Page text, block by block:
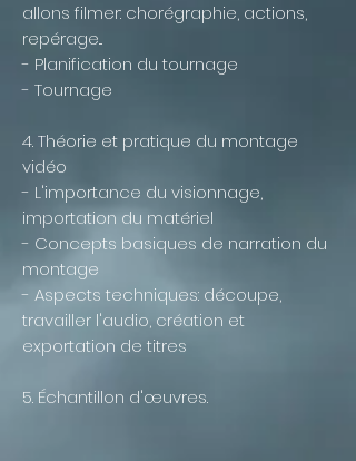
allons filmer: chorégraphie, actions,
repérage...
- Planification du tournage
- Tournage
4. Théorie et pratique du montage
vidéo
- L'importance du visionnage,
importation du matériel
- Concepts basiques de narration du
montage
- Aspects techniques: découpe,
travailler l'audio, création et
exportation de titres
5. Échantillon d'œuvres.